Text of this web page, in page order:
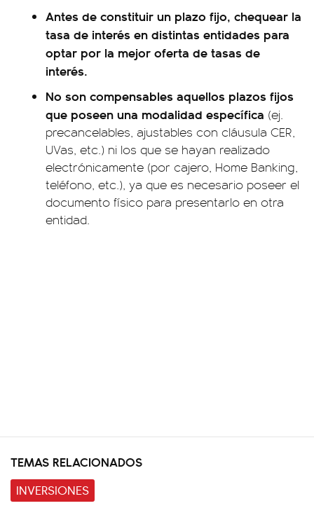
Antes de constituir un plazo fijo, chequear la
tasa de interés en distintas entidades para
optar por la mejor oferta de tasas de
interés.
No son compensables aquellos plazos fijos
que poseen una modalidad específica (ej.
precancelables, ajustables con cláusula CER,
UVas, etc.) ni los que se hayan realizado
electrónicamente (por cajero, Home Banking,
teléfono, etc.), ya que es necesario poseer el
documento físico para presentarlo en otra
entidad.
TEMAS RELACIONADOS
INVERSIONES